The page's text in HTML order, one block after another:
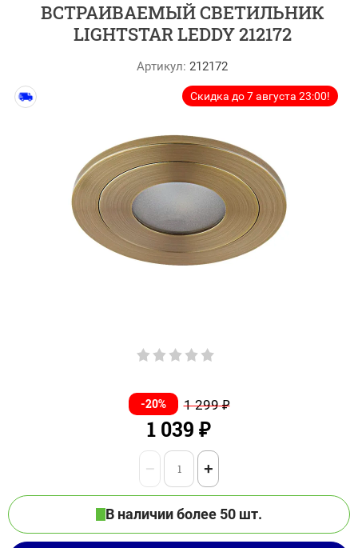
ВСТРАИВАЕМЫЙ СВЕТИЛЬНИК
LIGHTSTAR LEDDY 212172
Артикул: 212172
Скидка до 7 августа 23:00!
-20% 1 299₽
1 039 ₽
− +
В наличии более 50 шт.